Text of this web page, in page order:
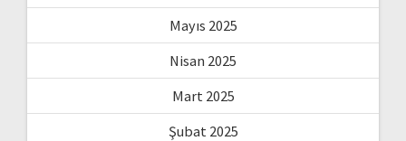
Mayıs 2025
Nisan 2025
Mart 2025
Şubat 2025